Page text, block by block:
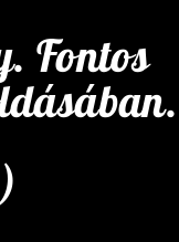
Fontos